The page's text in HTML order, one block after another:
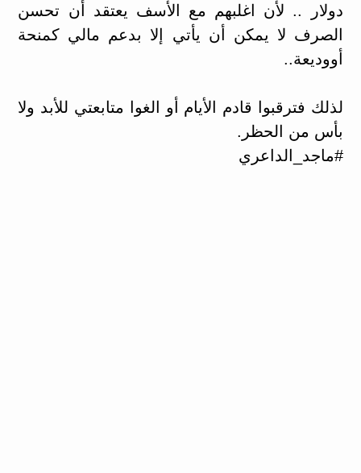
دولار .. لأن اغلبهم مع الأسف يعتقد أن تحسن
الصرف لا يمكن أن يأتي إلا بدعم مالي كمنحة
أووديعة..
لذلك فترقبوا قادم الأيام أو الغوا متابعتي للأبد ولا
بأس من الحظر.
#ماجد_الداعري